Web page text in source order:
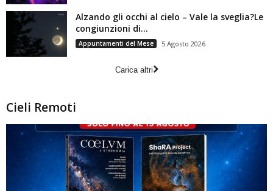
Alzando gli occhi al cielo – Vale la sveglia?Le
congiunzioni di...
Appuntamenti del Mese 5 Agosto 2026
Carica altri
Cieli Remoti